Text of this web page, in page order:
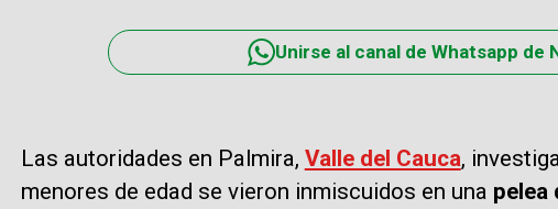
Unirse al canal de Whatsapp de
Las autoridades en Palmira, Valle del Cauca,
menores de edad se vieron inmiscuidos en una pelea